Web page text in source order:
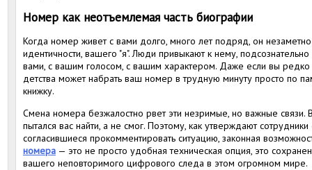
Номер как неотъемлемая часть биографии
Когда номер живет с вами долго, много лет подряд, он незаметно
идентичности, вашего "я". Люди привыкают к нему,
вами, с вашим голосом, с вашим характером. Даже если вы редко
детства может набрать ваш номер в трудную минуту просто по
книжку.
Смена номера безжалостно рвет эти незримые, но важные связи.
пытался вас найти, а не смог. Поэтому, как утверждают
согласившиеся прокомментировать ситуацию, законная
номера — это не просто удобная техническая опция, это
вашего неповторимого цифрового следа в этом огромном мире.